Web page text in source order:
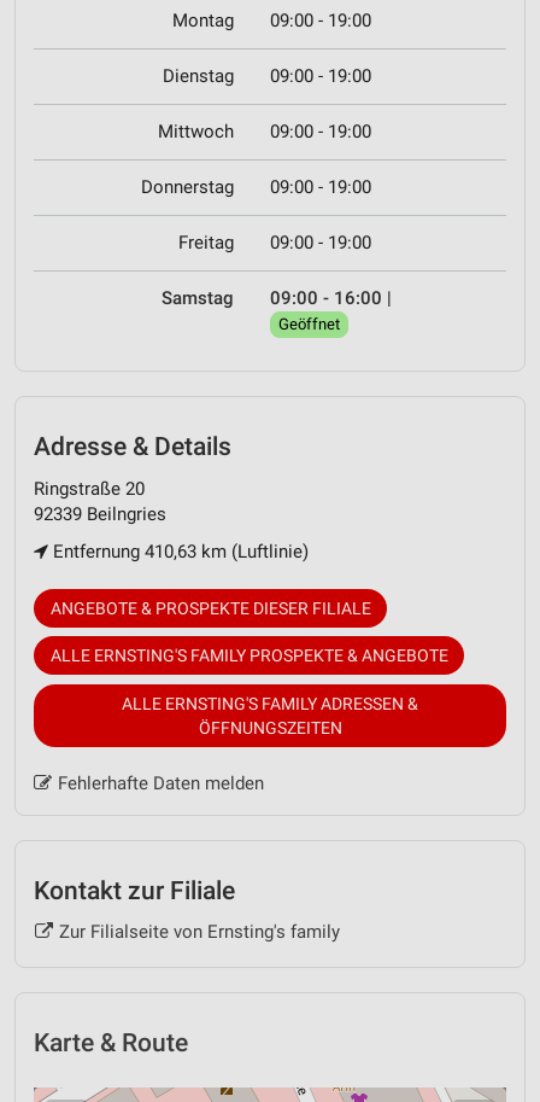
Montag 09:00 - 19:00
Dienstag 09:00 - 19:00
Mittwoch 09:00 - 19:00
Donnerstag 09:00 - 19:00
Freitag 09:00 - 19:00
Samstag 09:00 - 16:00 |
Geöffnet
Adresse & Details
Ringstraße 20
92339 Beilngries
Entfernung 410,63 km (Luftlinie)
ANGEBOTE & PROSPEKTE DIESER FILIALE
ALLE ERNSTING'S FAMILY PROSPEKTE & ANGEBOTE
ALLE ERNSTING'S FAMILY ADRESSEN &
ÖFFNUNGSZEITEN
Fehlerhafte Daten melden
Kontakt zur Filiale
Zur Filialseite von Ernsting's family
Karte & Route